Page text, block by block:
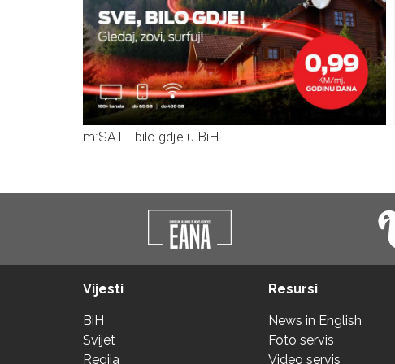
m:SAT - bilo gdje u BiH
Vijesti
BiH
Svijet
Regija
Resursi
News in English
Foto servis
Video servis